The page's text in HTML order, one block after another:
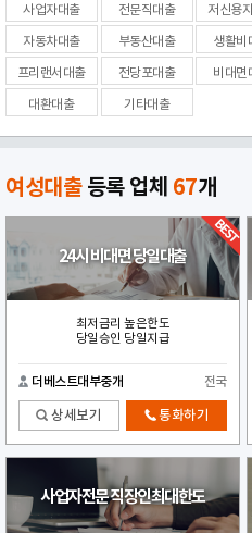
사업자대출 전문직대출 저신용
자동차대출 부동산대출 생활비
프리랜서대출 전당포대출 비대면
대환대출 기타대출
여성대출등록 업체 67개
24시 비대면 당일대출
최저금리 높은한도
당일승인 당일지급
더베스트대부중개 전국
상세보기 통화하기
사업자전문 직장인최대한도